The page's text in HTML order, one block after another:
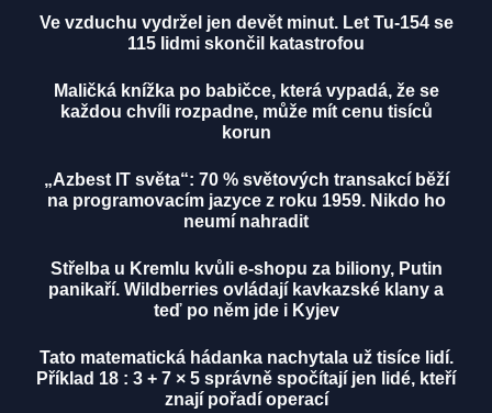
Ve vzduchu vydržel jen devět minut. Let Tu-154 se
115 lidmi skončil katastrofou
Maličká knížka po babičce, která vypadá, že se
každou chvíli rozpadne, může mít cenu tisíců
korun
„Azbest IT světa“: 70 % světových transakcí běží
na programovacím jazyce z roku 1959. Nikdo ho
neumí nahradit
Střelba u Kremlu kvůli e-shopu za biliony, Putin
panikaří. Wildberries ovládají kavkazské klany a
teď po něm jde i Kyjev
Tato matematická hádanka nachytala už tisíce lidí.
Příklad 18 : 3 + 7 × 5 správně spočítají jen lidé, kteří
znají pořadí operací